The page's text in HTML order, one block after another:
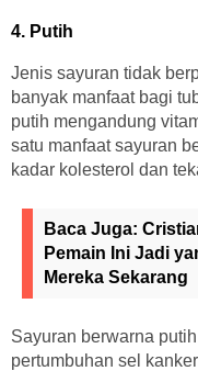
4. Putih
Jenis sayuran tidak
banyak manfaat bagi
putih mengandung
satu manfaat sayuran
kadar kolesterol dan
Baca Juga:
Pemain Ini Jadi
Mereka Sekarang
Sayuran berwarna
pertumbuhan sel